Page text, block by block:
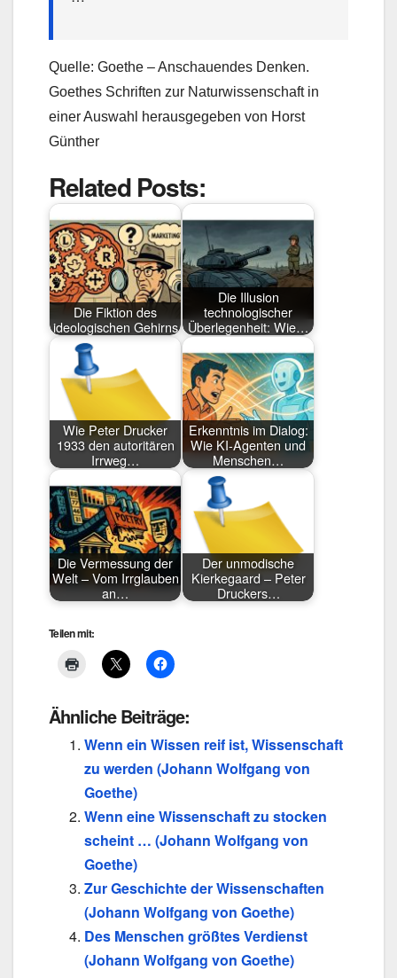
Quelle: Goethe – Anschauendes Denken.
Goethes Schriften zur Naturwissenschaft in
einer Auswahl herausgegeben von Horst
Günther
Related Posts:
Die Fiktion des
ideologischen Gehirns
Die Illusion
technologischer
Überlegenheit: Wie…
Wie Peter Drucker
1933 den autoritären
Irrweg…
Erkenntnis im Dialog:
Wie KI-Agenten und
Menschen…
Die Vermessung der
Welt – Vom Irrglauben
an…
Der unmodische
Kierkegaard – Peter
Druckers…
Teilen mit:
Ähnliche Beiträge:
Wenn ein Wissen reif ist, Wissenschaft
zu werden (Johann Wolfgang von
Goethe)
Wenn eine Wissenschaft zu stocken
scheint … (Johann Wolfgang von
Goethe)
Zur Geschichte der Wissenschaften
(Johann Wolfgang von Goethe)
Des Menschen größtes Verdienst
(Johann Wolfgang von Goethe)